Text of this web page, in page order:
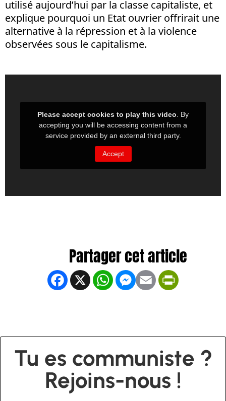
utilisé aujourd’hui par la classe capitaliste, et
explique pourquoi un Etat ouvrier offrirait une
alternative à la répression et à la violence
observées sous le capitalisme.
Facebook
X WhatsApp
Messenger
Email
Tu es communiste ?
Rejoins-nous !